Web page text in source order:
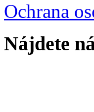
Ochrana
Nájdete